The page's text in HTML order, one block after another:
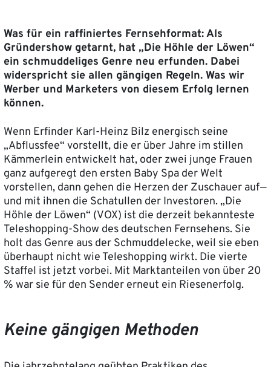
Was für ein raffiniertes Fernsehformat: Als
Gründershow getarnt, hat „Die Höhle der Löwen“
ein schmuddeliges Genre neu erfunden. Dabei
widerspricht sie allen gängigen Regeln. Was wir
Werber und Marketers von diesem Erfolg lernen
können.
Wenn Erfinder Karl-Heinz Bilz energisch seine
„Abflussfee“ vorstellt, die er über Jahre im stillen
Kämmerlein entwickelt hat, oder zwei junge Frauen
ganz aufgeregt den ersten Baby Spa der Welt
vorstellen, dann gehen die Herzen der Zuschauer auf —
und mit ihnen die Schatullen der Investoren. „Die
Höhle der Löwen“ (VOX) ist die derzeit bekannteste
Teleshopping-Show des deutschen Fernsehens. Sie
holt das Genre aus der Schmuddelecke, weil sie eben
überhaupt nicht wie Teleshopping wirkt. Die vierte
Staffel ist jetzt vorbei. Mit Marktanteilen von über 20
% war sie für den Sender erneut ein Riesenerfolg.
Keine gängigen Methoden